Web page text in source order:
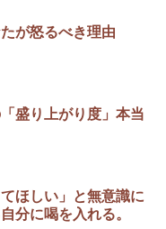
が怒るべき理由
盛り上がり度」本当
ほしい」と無意識に
分に喝を入れる。